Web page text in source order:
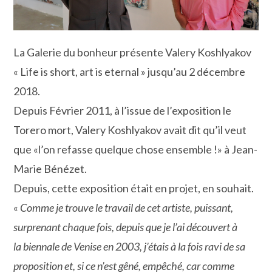
La Galerie du bonheur présente Valery Koshlyakov
« Life is short, art is eternal » jusqu’au 2 décembre
2018.
Depuis Février 2011, à l’issue de l’exposition le
Torero mort, Valery Koshlyakov avait dit qu’il veut
que «l’on refasse quelque chose ensemble !» à Jean-
Marie Bénézet.
Depuis, cette exposition était en projet, en souhait.
« Comme je trouve le travail de cet artiste, puissant,
surprenant chaque fois, depuis que je l’ai découvert à
labiennale de Venise en 2003, j’étais à la fois ravi de sa
proposition et, si ce n’est gêné, empêché, car comme